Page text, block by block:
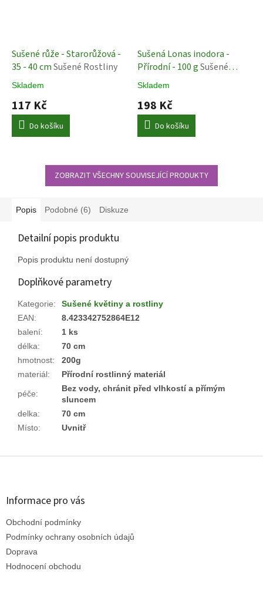
Sušené růže - Starorůžová -
35 - 40 cmSušené Rostliny
Skladem
117 Kč
Do košíku
Sušená Lonas inodora -
Přírodní - 100 gSušené
rostliny
Skladem
198 Kč
Do košíku
ZOBRAZIT VŠECHNY SOUVISEJÍCÍ PRODUKTY
Popis Podobné (6) Diskuze
Detailní popis produktu
Popis produktu není dostupný
Doplňkové parametry
Kategorie:
Sušené květiny a rostliny
EAN:
8.423342752864E12
balení:
1 ks
délka:
70 cm
hmotnost:
200g
materiál: Přírodní rostlinný materiál
péče:
Bez vody, chránit před vlhkostí a přímým
sluncem
delka:
70 cm
Místo: Uvnitř
Z
Informace pro vás
Obchodní podmínky
Podmínky ochrany osobních údajů
Doprava
Hodnocení obchodu